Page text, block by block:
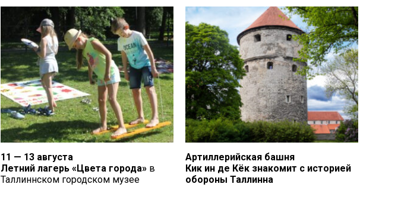
device
users
can
use
touch
and
swipe
gestures.
11 — 13 августа
Летний лагерь «Цвета города»в
Таллиннском городском музее
Артиллерийская башня
Кик ин де Кёк знакомит с историей
обороны Таллинна